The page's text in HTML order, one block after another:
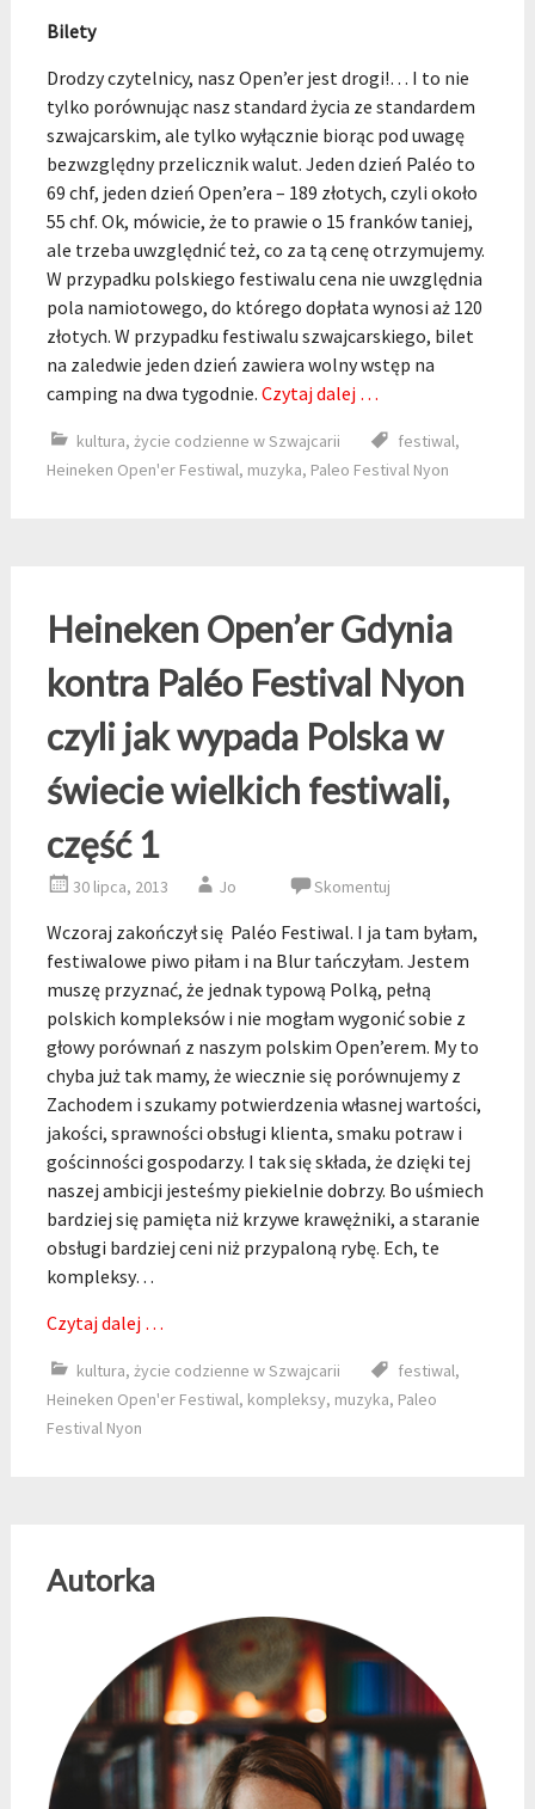
Bilety
Drodzy czytelnicy, nasz Open’er jest drogi!… I to nie
tylko porównując nasz standard życia ze standardem
szwajcarskim, ale tylko wyłącznie biorąc pod uwagę
bezwzględny przelicznik walut. Jeden dzień Paléo to
69 chf, jeden dzień Open’era – 189 złotych, czyli około
55 chf. Ok, mówicie, że to prawie o 15 franków taniej,
ale trzeba uwzględnić też, co za tą cenę otrzymujemy.
W przypadku polskiego festiwalu cena nie uwzględnia
pola namiotowego, do którego dopłata wynosi aż 120
złotych. W przypadku festiwalu szwajcarskiego, bilet
na zaledwie jeden dzień zawiera wolny wstęp na
camping na dwa tygodnie. Czytaj dalej …
kultura, życie codzienne w Szwajcarii festiwal,
Heineken Open'er Festiwal, muzyka, Paleo Festival Nyon
Heineken Open’er Gdynia
kontra Paléo Festival Nyon
czyli jak wypada Polska w
świecie wielkich festiwali,
część 1
30 lipca, 2013 Jo Skomentuj
Wczoraj zakończył się Paléo Festiwal. I ja tam byłam,
festiwalowe piwo piłam i na Blur tańczyłam. Jestem
muszę przyznać, że jednak typową Polką, pełną
polskich kompleksów i nie mogłam wygonić sobie z
głowy porównań z naszym polskim Open’erem. My to
chyba już tak mamy, że wiecznie się porównujemy z
Zachodem i szukamy potwierdzenia własnej wartości,
jakości, sprawności obsługi klienta, smaku potraw i
gościnności gospodarzy. I tak się składa, że dzięki tej
naszej ambicji jesteśmy piekielnie dobrzy. Bo uśmiech
bardziej się pamięta niż krzywe krawężniki, a staranie
obsługi bardziej ceni niż przypaloną rybę. Ech, te
kompleksy…
Czytaj dalej …
kultura, życie codzienne w Szwajcarii festiwal,
Heineken Open'er Festiwal, kompleksy, muzyka, Paleo
Festival Nyon
Autorka